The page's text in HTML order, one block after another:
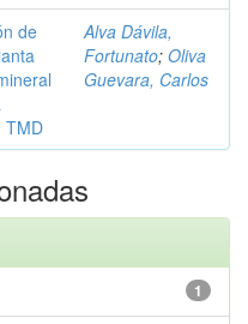
de
TMD
Alva Dávila,
Fortunato; Oliva
Guevara, Carlos
1